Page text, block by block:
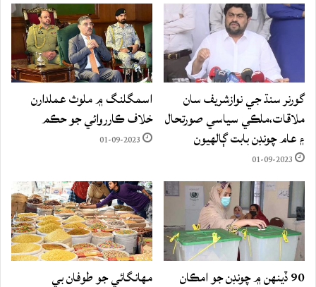
گورنر سنڌ جي نوازشريف سان
ملاقات،ملڪي سياسي صورتحال
۽ عام چونڊن بابت ڳالهيون
01-09-2023
اسمگلنگ ۾ ملوث عملدارن
خلاف ڪارروائي جو حڪم
01-09-2023
90 ڏينهن ۾ چونڊن جو امڪان
مهانگائي جو طوفان بي